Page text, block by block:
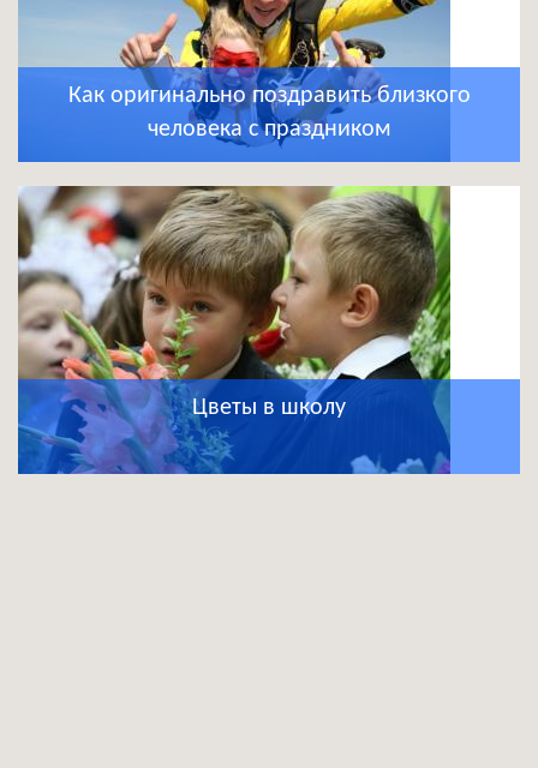
Как оригинально поздравить близкого
человека с праздником
Цветы в школу